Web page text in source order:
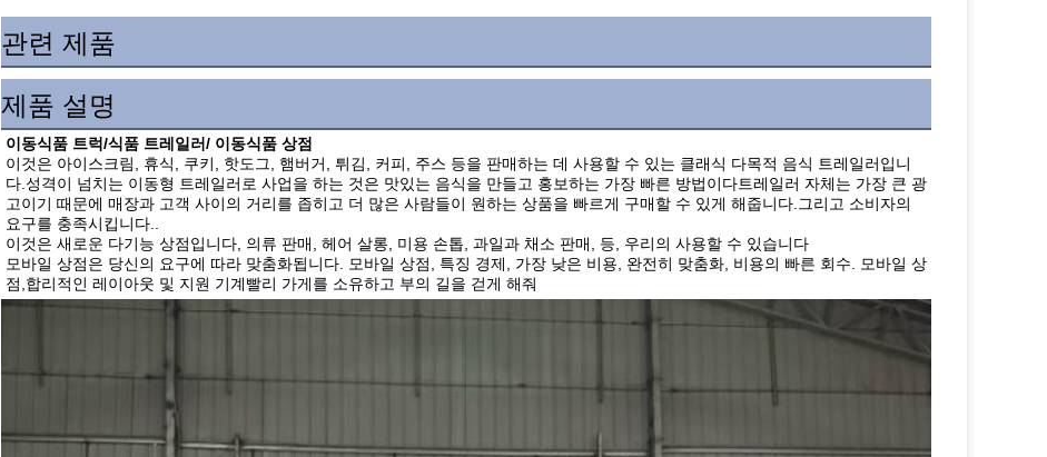
관련 제품
제품 설명
이동식품 트럭/식품 트레일러/ 이동식품 상점
이것은 아이스크림, 휴식, 쿠키, 핫도그, 햄버거, 튀김, 커피, 주스 등을 판매하는 데 사용할 수 있는 클래식 다목적 음식 트레일러입니
다.성격이 넘치는 이동형 트레일러로 사업을 하는 것은 맛있는 음식을 만들고 홍보하는 가장 빠른 방법이다트레일러 자체는 가장 큰 광
고이기 때문에 매장과 고객 사이의 거리를 좁히고 더 많은 사람들이 원하는 상품을 빠르게 구매할 수 있게 해줍니다.그리고 소비자의
요구를 충족시킵니다..
이것은 새로운 다기능 상점입니다, 의류 판매, 헤어 살롱, 미용 손톱, 과일과 채소 판매, 등, 우리의 사용할 수 있습니다
모바일 상점은 당신의 요구에 따라 맞춤화됩니다. 모바일 상점, 특징 경제, 가장 낮은 비용, 완전히 맞춤화, 비용의 빠른 회수. 모바일 상
점,합리적인 레이아웃 및 지원 기계빨리 가게를 소유하고 부의 길을 걷게 해줘